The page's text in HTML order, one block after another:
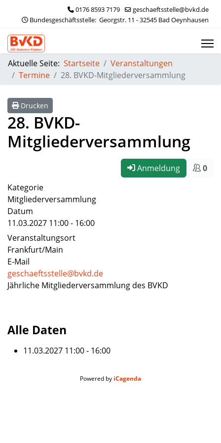
0176 8593 7179
geschaeftsstelle@bvkd.de
Bundesgeschäftsstelle:  Georgstr. 11 - 32545 Bad Oeynhausen
Aktuelle Seite: Startseite
Veranstaltungen
Termine
28. BVKD-Mitgliederversammlung
Drucken
28. BVKD-
Mitgliederversammlung
Anmeldung
0
Kategorie
Mitgliederversammlung
Datum
11.03.2027 11:00- 16:00
Veranstaltungsort
Frankfurt/Main
E-Mail
geschaeftsstelle@bvkd.de
Jährliche Mitgliederversammlung des BVKD
Alle Daten
11.03.2027 11:00 - 16:00
Powered by iCagenda